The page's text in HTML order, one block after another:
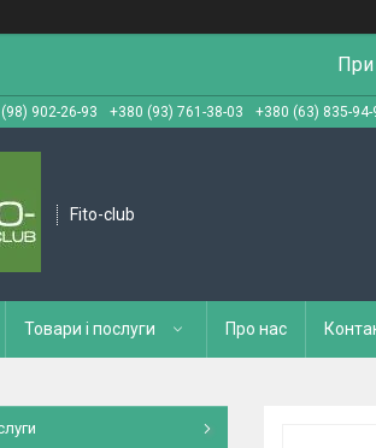
При
902-26-93 +380 (93) 761-38-03 +380 (63) 835-94-
Fito-club
Товари і послуги Про нас